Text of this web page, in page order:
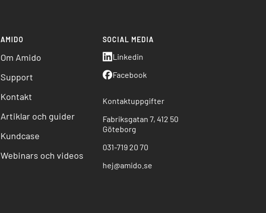
AMIDO
Om Amido
Support
Kontakt
Artiklar och guider
Kundcase
Webinars och videos
SOCIAL MEDIA
Linkedin
Facebook
Kontaktuppgifter
Fabriksgatan 7, 412 50
Göteborg
031-719 20 70
hej@amido.se